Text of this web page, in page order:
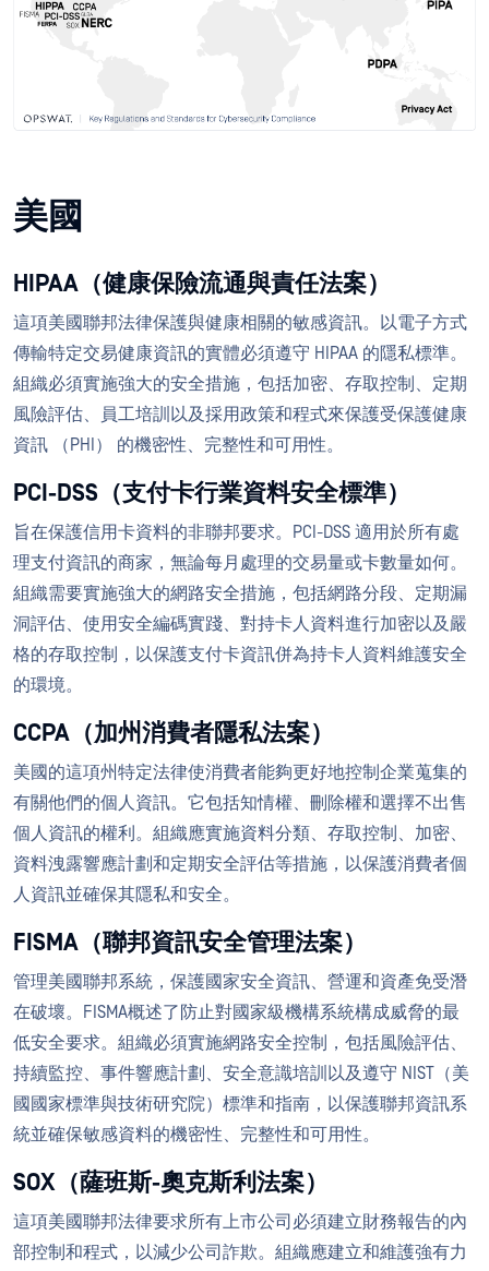
美國
HIPAA（健康保險流通與責任法案）
這項美國聯邦法律保護與健康相關的敏感資訊。以電子方式
傳輸特定交易健康資訊的實體必須遵守 HIPAA 的隱私標準。
組織必須實施強大的安全措施，包括加密、存取控制、定期
風險評估、員工培訓以及採用政策和程式來保護受保護健康
資訊 （PHI） 的機密性、完整性和可用性。
PCI-DSS（支付卡行業資料安全標準）
旨在保護信用卡資料的非聯邦要求。PCI-DSS 適用於所有處
理支付資訊的商家，無論每月處理的交易量或卡數量如何。
組織需要實施強大的網路安全措施，包括網路分段、定期漏
洞評估、使用安全編碼實踐、對持卡人資料進行加密以及嚴
格的存取控制，以保護支付卡資訊併為持卡人資料維護安全
的環境。
CCPA（加州消費者隱私法案）
美國的這項州特定法律使消費者能夠更好地控制企業蒐集的
有關他們的個人資訊。它包括知情權、刪除權和選擇不出售
個人資訊的權利。組織應實施資料分類、存取控制、加密、
資料洩露響應計劃和定期安全評估等措施，以保護消費者個
人資訊並確保其隱私和安全。
FISMA（聯邦資訊安全管理法案）
管理美國聯邦系統，保護國家安全資訊、營運和資產免受潛
在破壞。FISMA概述了防止對國家級機構系統構成威脅的最
低安全要求。組織必須實施網路安全控制，包括風險評估、
持續監控、事件響應計劃、安全意識培訓以及遵守 NIST（美
國國家標準與技術研究院）標準和指南，以保護聯邦資訊系
統並確保敏感資料的機密性、完整性和可用性。
SOX（薩班斯-奧克斯利法案）
這項美國聯邦法律要求所有上市公司必須建立財務報告的內
部控制和程式，以減少公司詐欺。組織應建立和維護強有力